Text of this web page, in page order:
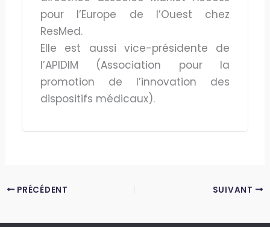
pour l’Europe de l’Ouest chez
ResMed.
Elle est aussi vice-présidente de
l’APIDIM (Association pour la
promotion de l’innovation des
dispositifs médicaux).
PRÉCÉDENT SUIVANT